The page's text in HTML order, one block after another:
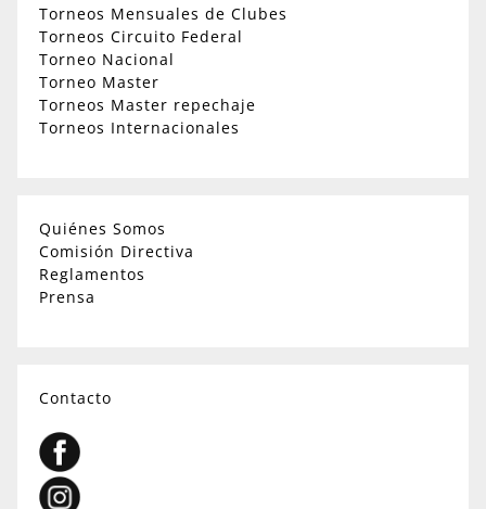
Torneos Mensuales de Clubes
Torneos Circuito Federal
Torneo Nacional
Torneo Master
Torneos Master repechaje
Torneos Internacionales
Quiénes Somos
Comisión Directiva
Reglamentos
Prensa
Contacto